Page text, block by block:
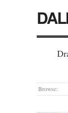
Browse: